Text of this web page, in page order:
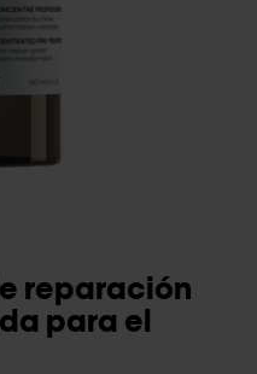
reparación
para el